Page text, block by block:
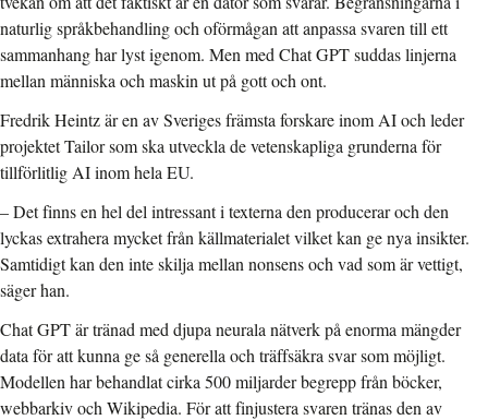
naturlig språkbehandling och oförmågan att anpassa svaren till ett
sammanhang har lyst igenom. Men med Chat GPT suddas linjerna
mellan människa och maskin ut på gott och ont.
Fredrik Heintz är en av Sveriges främsta forskare inom AI och leder
projektet Tailor som ska utveckla de vetenskapliga grunderna för
tillförlitlig AI inom hela EU.
– Det finns en hel del intressant i texterna den producerar och den
lyckas extrahera mycket från källmaterialet vilket kan ge nya insikter.
Samtidigt kan den inte skilja mellan nonsens och vad som är vettigt,
säger han.
Chat GPT är tränad med djupa neurala nätverk på enorma mängder
data för att kunna ge så generella och träffsäkra svar som möjligt.
Modellen har behandlat cirka 500 miljarder begrepp från böcker,
webbarkiv och Wikipedia. För att finjustera svaren tränas den av